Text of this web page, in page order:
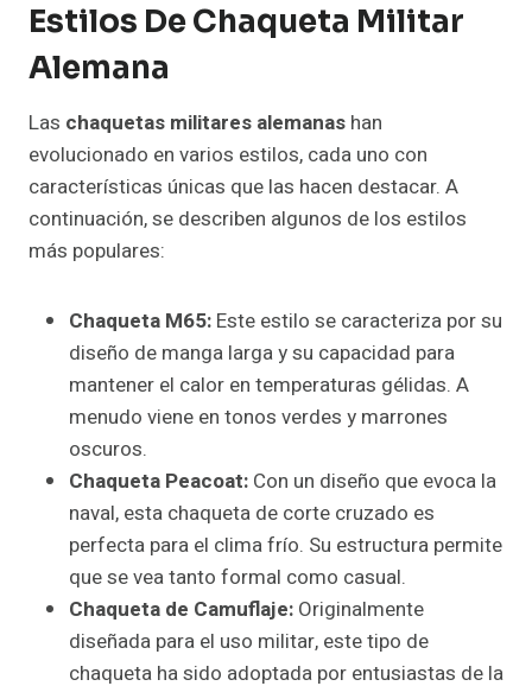
Estilos De Chaqueta Militar
Alemana
Las chaquetas militares alemanas han
evolucionado en varios estilos, cada uno con
características únicas que las hacen destacar. A
continuación, se describen algunos de los estilos
más populares:
Chaqueta M65: Este estilo se caracteriza por su
diseño de manga larga y su capacidad para
mantener el calor en temperaturas gélidas. A
menudo viene en tonos verdes y marrones
oscuros.
Chaqueta Peacoat: Con un diseño que evoca la
naval, esta chaqueta de corte cruzado es
perfecta para el clima frío. Su estructura permite
que se vea tanto formal como casual.
Chaqueta de Camuflaje: Originalmente
diseñada para el uso militar, este tipo de
chaqueta ha sido adoptada por entusiastas de la